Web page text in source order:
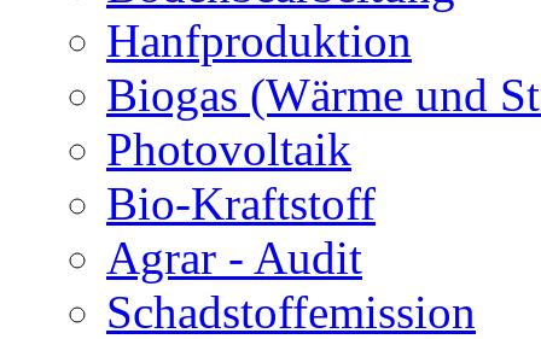
Hanfproduktion
Biogas (Wärme und
Photovoltaik
Bio-Kraftstoff
Agrar - Audit
Schadstoffemission